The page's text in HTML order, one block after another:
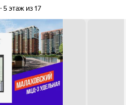
5 этаж из 17